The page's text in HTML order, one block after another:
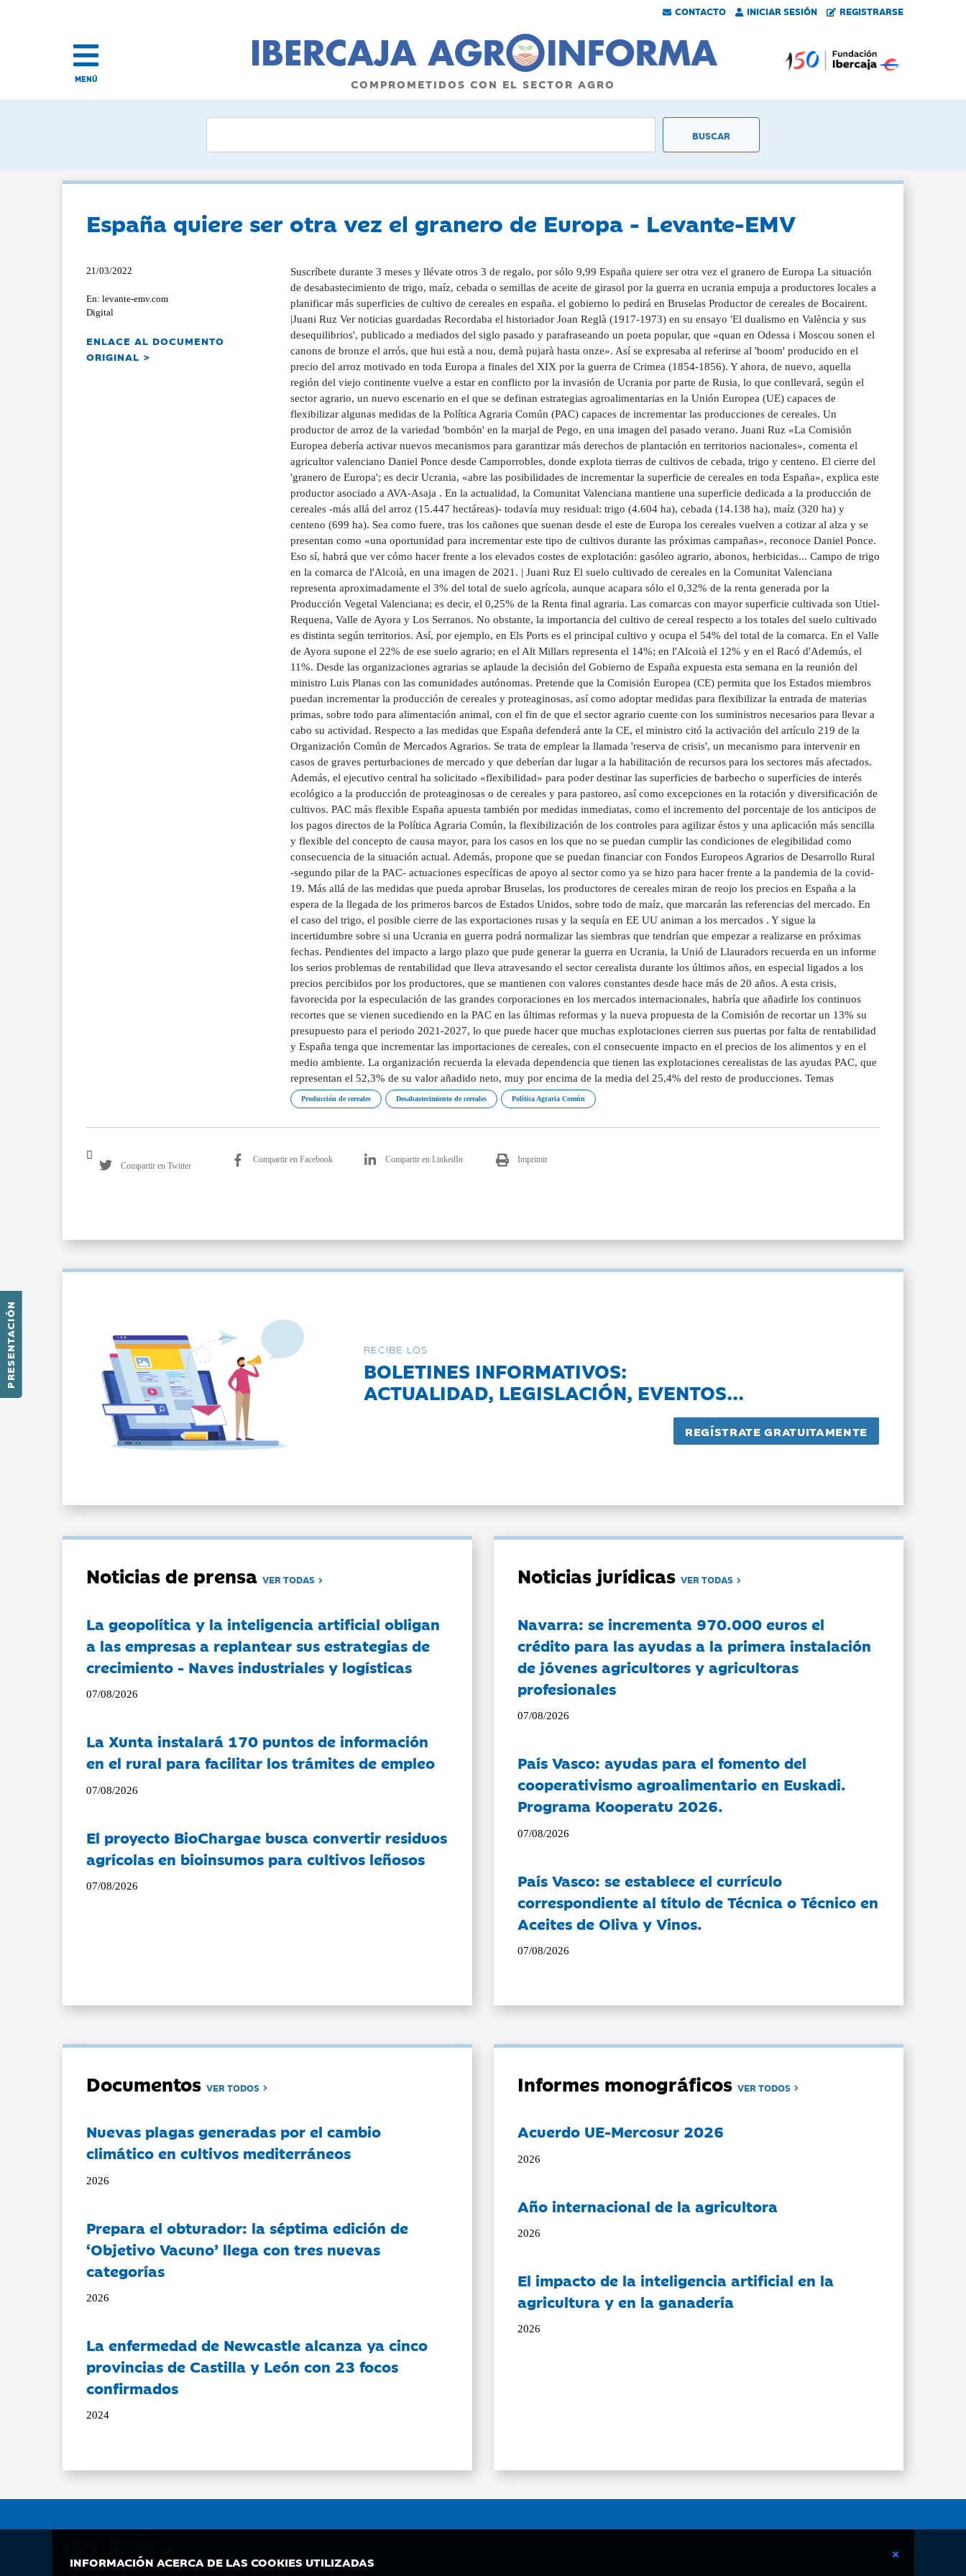
CONTACTO INICIAR SESIÓN REGISTRARSE
PRESENTACIÓN
MENÚ COMPROMETIDOS CON EL SECTOR AGRO
INFORMACIÓN ACERCA DE LAS COOKIES UTILIZADAS
España quiere ser otra vez el granero de Europa - Levante-EMV
21/03/2022
En: levante-emv.com
Digital
ENLACE AL DOCUMENTO
ORIGINAL >
Suscríbete durante 3 meses y llévate otros 3 de regalo, por sólo 9,99 España quiere ser otra vez el granero de Europa La situación
de desabastecimiento de trigo, maíz, cebada o semillas de aceite de girasol por la guerra en ucrania empuja a productores locales a
planificar más superficies de cultivo de cereales en españa. el gobierno lo pedirá en Bruselas Productor de cereales de Bocairent.
|Juani Ruz Ver noticias guardadas Recordaba el historiador Joan Reglà (1917-1973) en su ensayo 'El dualismo en València y sus
desequilibrios', publicado a mediados del siglo pasado y parafraseando un poeta popular, que «quan en Odessa i Moscou sonen el
canons de bronze el arrós, que hui està a nou, demà pujarà hasta onze». Así se expresaba al referirse al 'boom' producido en el
precio del arroz motivado en toda Europa a finales del XIX por la guerra de Crimea (1854-1856). Y ahora, de nuevo, aquella
región del viejo continente vuelve a estar en conflicto por la invasión de Ucrania por parte de Rusia, lo que conllevará, según el
sector agrario, un nuevo escenario en el que se definan estrategias agroalimentarias en la Unión Europea (UE) capaces de
flexibilizar algunas medidas de la Política Agraria Común (PAC) capaces de incrementar las producciones de cereales. Un
productor de arroz de la variedad 'bombón' en la marjal de Pego, en una imagen del pasado verano. Juani Ruz «La Comisión
Europea debería activar nuevos mecanismos para garantizar más derechos de plantación en territorios nacionales», comenta el
agricultor valenciano Daniel Ponce desde Camporrobles, donde explota tierras de cultivos de cebada, trigo y centeno. El cierre del
'granero de Europa'; es decir Ucrania, «abre las posibilidades de incrementar la superficie de cereales en toda España», explica este
productor asociado a AVA-Asaja . En la actualidad, la Comunitat Valenciana mantiene una superficie dedicada a la producción de
cereales -más allá del arroz (15.447 hectáreas)- todavía muy residual: trigo (4.604 ha), cebada (14.138 ha), maíz (320 ha) y
centeno (699 ha). Sea como fuere, tras los cañones que suenan desde el este de Europa los cereales vuelven a cotizar al alza y se
presentan como «una oportunidad para incrementar este tipo de cultivos durante las próximas campañas», reconoce Daniel Ponce.
Eso sí, habrá que ver cómo hacer frente a los elevados costes de explotación: gasóleo agrario, abonos, herbicidas... Campo de trigo
en la comarca de l'Alcoià, en una imagen de 2021. | Juani Ruz El suelo cultivado de cereales en la Comunitat Valenciana
representa aproximadamente el 3% del total de suelo agrícola, aunque acapara sólo el 0,32% de la renta generada por la
Producción Vegetal Valenciana; es decir, el 0,25% de la Renta final agraria. Las comarcas con mayor superficie cultivada son Utiel-
Requena, Valle de Ayora y Los Serranos. No obstante, la importancia del cultivo de cereal respecto a los totales del suelo cultivado
es distinta según territorios. Así, por ejemplo, en Els Ports es el principal cultivo y ocupa el 54% del total de la comarca. En el Valle
de Ayora supone el 22% de ese suelo agrario; en el Alt Millars representa el 14%; en l'Alcoià el 12% y en el Racó d'Ademús, el
11%. Desde las organizaciones agrarias se aplaude la decisión del Gobierno de España expuesta esta semana en la reunión del
ministro Luis Planas con las comunidades autónomas. Pretende que la Comisión Europea (CE) permita que los Estados miembros
puedan incrementar la producción de cereales y proteaginosas, así como adoptar medidas para flexibilizar la entrada de materias
primas, sobre todo para alimentación animal, con el fin de que el sector agrario cuente con los suministros necesarios para llevar a
cabo su actividad. Respecto a las medidas que España defenderá ante la CE, el ministro citó la activación del artículo 219 de la
Organización Común de Mercados Agrarios. Se trata de emplear la llamada 'reserva de crisis', un mecanismo para intervenir en
casos de graves perturbaciones de mercado y que deberían dar lugar a la habilitación de recursos para los sectores más afectados.
Además, el ejecutivo central ha solicitado «flexibilidad» para poder destinar las superficies de barbecho o superficies de interés
ecológico a la producción de proteaginosas o de cereales y para pastoreo, así como excepciones en la rotación y diversificación de
cultivos. PAC más flexible España apuesta también por medidas inmediatas, como el incremento del porcentaje de los anticipos de
los pagos directos de la Política Agraria Común, la flexibilización de los controles para agilizar éstos y una aplicación más sencilla
y flexible del concepto de causa mayor, para los casos en los que no se puedan cumplir las condiciones de elegibilidad como
consecuencia de la situación actual. Además, propone que se puedan financiar con Fondos Europeos Agrarios de Desarrollo Rural
-segundo pilar de la PAC- actuaciones específicas de apoyo al sector como ya se hizo para hacer frente a la pandemia de la covid-
19. Más allá de las medidas que pueda aprobar Bruselas, los productores de cereales miran de reojo los precios en España a la
espera de la llegada de los primeros barcos de Estados Unidos, sobre todo de maíz, que marcarán las referencias del mercado. En
el caso del trigo, el posible cierre de las exportaciones rusas y la sequía en EE UU animan a los mercados . Y sigue la
incertidumbre sobre si una Ucrania en guerra podrá normalizar las siembras que tendrían que empezar a realizarse en próximas
fechas. Pendientes del impacto a largo plazo que pude generar la guerra en Ucrania, la Unió de Llauradors recuerda en un informe
los serios problemas de rentabilidad que lleva atravesando el sector cerealista durante los últimos años, en especial ligados a los
precios percibidos por los productores, que se mantienen con valores constantes desde hace más de 20 años. A esta crisis,
favorecida por la especulación de las grandes corporaciones en los mercados internacionales, habría que añadirle los continuos
recortes que se vienen sucediendo en la PAC en las últimas reformas y la nueva propuesta de la Comisión de recortar un 13% su
presupuesto para el periodo 2021-2027, lo que puede hacer que muchas explotaciones cierren sus puertas por falta de rentabilidad
y España tenga que incrementar las importaciones de cereales, con el consecuente impacto en el precios de los alimentos y en el
medio ambiente. La organización recuerda la elevada dependencia que tienen las explotaciones cerealistas de las ayudas PAC, que
representan el 52,3% de su valor añadido neto, muy por encima de la media del 25,4% del resto de producciones. Temas
Producción de cereales Desabastecimiento de cereales Política Agraria Común
Compartir en Twitter
Compartir en Facebook Compartir en LinkedIn Imprimir
RECIBE LOS
BOLETINES INFORMATIVOS:
ACTUALIDAD, LEGISLACIÓN, EVENTOS...
Noticias de prensaVER TODAS
La geopolítica y la inteligencia artificial obligan
a las empresas a replantear sus estrategias de
crecimiento - Naves industriales y logísticas
07/08/2026
La Xunta instalará 170 puntos de información
en el rural para facilitar los trámites de empleo
07/08/2026
El proyecto BioChargae busca convertir residuos
agrícolas en bioinsumos para cultivos leñosos
07/08/2026
Noticias jurídicasVER TODAS
Navarra: se incrementa 970.000 euros el
crédito para las ayudas a la primera instalación
de jóvenes agricultores y agricultoras
profesionales
07/08/2026
País Vasco: ayudas para el fomento del
cooperativismo agroalimentario en Euskadi.
Programa Kooperatu 2026.
07/08/2026
País Vasco: se establece el currículo
correspondiente al título de Técnica o Técnico en
Aceites de Oliva y Vinos.
07/08/2026
DocumentosVER TODOS
Nuevas plagas generadas por el cambio
climático en cultivos mediterráneos
2026
Prepara el obturador: la séptima edición de
‘Objetivo Vacuno’ llega con tres nuevas
categorías
2026
La enfermedad de Newcastle alcanza ya cinco
provincias de Castilla y León con 23 focos
confirmados
2024
Informes monográficosVER TODOS
Acuerdo UE-Mercosur 2026
2026
Año internacional de la agricultora
2026
El impacto de la inteligencia artificial en la
agricultura y en la ganadería
2026